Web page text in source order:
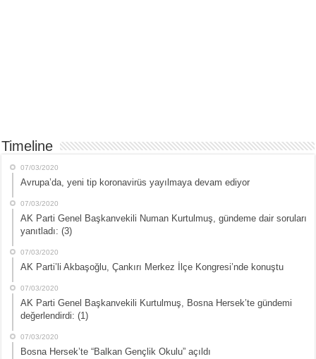
Timeline
07/03/2020
Avrupa’da, yeni tip koronavirüs yayılmaya devam ediyor
07/03/2020
AK Parti Genel Başkanvekili Numan Kurtulmuş, gündeme dair soruları
yanıtladı: (3)
07/03/2020
AK Parti’li Akbaşoğlu, Çankırı Merkez İlçe Kongresi’nde konuştu
07/03/2020
AK Parti Genel Başkanvekili Kurtulmuş, Bosna Hersek’te gündemi
değerlendirdi: (1)
07/03/2020
Bosna Hersek’te “Balkan Gençlik Okulu” açıldı